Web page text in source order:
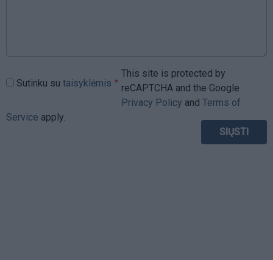
Sutinku su taisyklėmis
This site is protected by
reCAPTCHA and the Google
Privacy Policy and Terms of
Service apply.